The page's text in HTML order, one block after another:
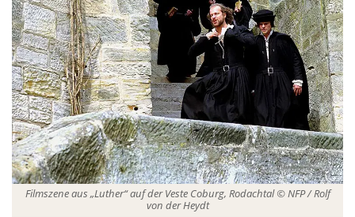
Filmszene aus „Luther“ auf der Veste Coburg, Rodachtal © NFP / Rolf
von der Heydt